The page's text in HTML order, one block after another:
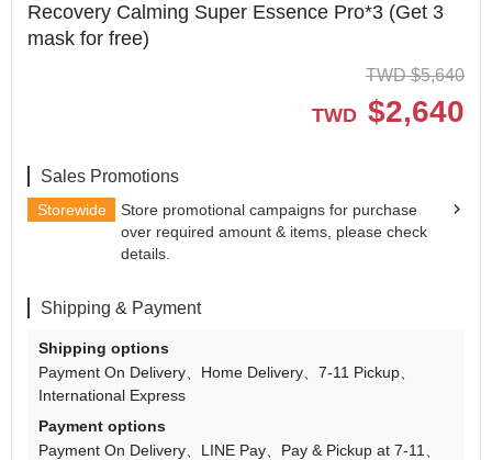
Recovery Calming Super Essence Pro*3 (Get 3
mask for free)
TWD $5,640
TWD $2,640
Sales Promotions
Storewide
Store promotional campaigns for purchase
over required amount & items, please check
details.
Shipping & Payment
Shipping options
Payment On Delivery
Home Delivery
7-11 Pickup
International Express
Payment options
Payment On Delivery
LINE Pay
Pay & Pickup at 7-11